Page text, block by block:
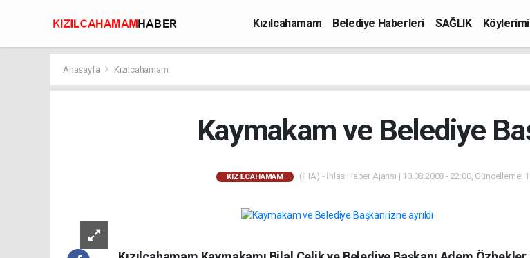
Kızılcahamam Belediye Haberleri SAĞLIK
Anasayfa Kızılcahamam
Kaymakam ve Belediye
KIZILCAHAMAM (İHA) - İhlas Haber Ajansı | 10.08.2008 - 22:00, Güncelleme: